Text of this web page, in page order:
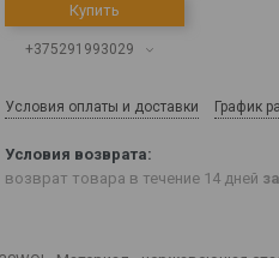
Купить
+375291993029
Условия оплаты и доставки График
возврат товара в течение 14 дней